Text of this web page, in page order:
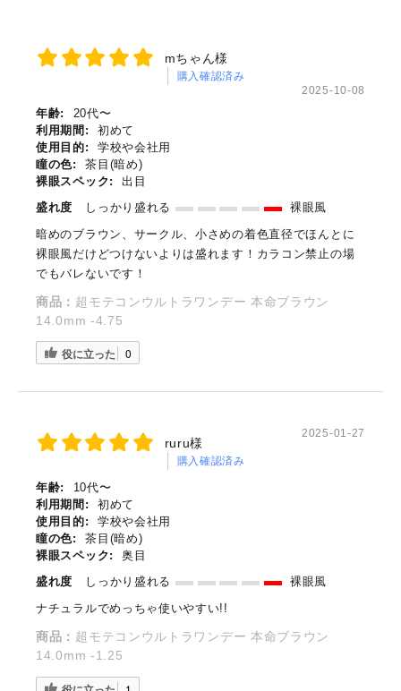
mちゃん様
購入確認済み
2025-10-08
年齢:
20代〜
利用期間:
初めて
使用目的:
学校や会社用
瞳の色:
茶目(暗め)
裸眼スペック:
出目
盛れ度
しっかり盛れる
裸眼風
暗めのブラウン、サークル、小さめの着色直径でほんとに
裸眼風だけどつけないよりは盛れます！カラコン禁止の場
でもバレないです！
商品： 超モテコンウルトラワンデー 本命ブラウン
14.0mm -4.75
役に立った 0
ruru様
購入確認済み
2025-01-27
年齢:
10代〜
利用期間:
初めて
使用目的:
学校や会社用
瞳の色:
茶目(暗め)
裸眼スペック:
奥目
盛れ度
しっかり盛れる
裸眼風
ナチュラルでめっちゃ使いやすい!!
商品： 超モテコンウルトラワンデー 本命ブラウン
14.0mm -1.25